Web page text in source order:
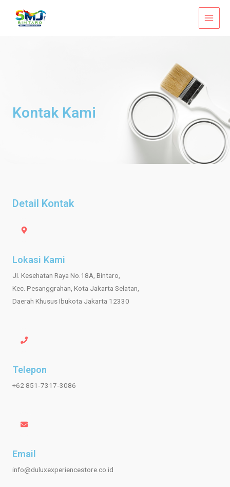
Kontak Kami
Detail Kontak
Lokasi Kami
Jl. Kesehatan Raya No.18A, Bintaro,
Kec. Pesanggrahan, Kota Jakarta Selatan,
Daerah Khusus Ibukota Jakarta 12330
Telepon
‪+62 851‑7317‑3086‬
Email
info@duluxexperiencestore.co.id